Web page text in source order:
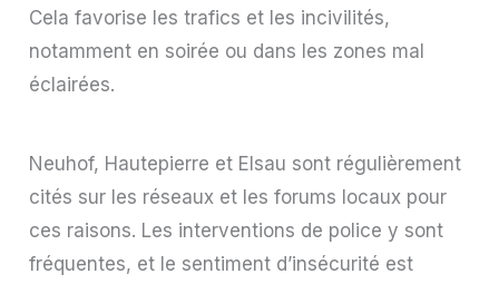
Cela favorise les trafics et les incivilités,
notamment en soirée ou dans les zones mal
éclairées.
Neuhof, Hautepierre et Elsau sont régulièrement
cités sur les réseaux et les forums locaux pour
ces raisons. Les interventions de police y sont
fréquentes, et le sentiment d’insécurité est